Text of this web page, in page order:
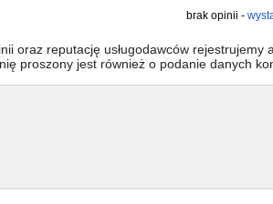
brak opinii -
oraz reputację usługodawców
proszony jest również o podanie danych